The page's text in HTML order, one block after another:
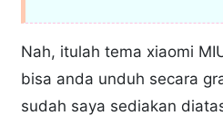
Nah, itulah tema xiaomi
bisa anda unduh secara
sudah saya sediakan